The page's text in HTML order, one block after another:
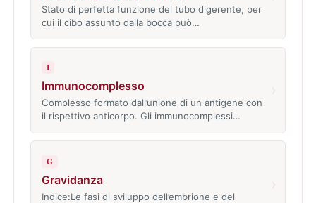
Stato di perfetta funzione del tubo digerente, per
cui il cibo assunto dalla bocca può…
I
Immunocomplesso
Complesso formato dall’unione di un antigene con
il rispettivo anticorpo. Gli immunocomplessi…
G
Gravidanza
Indice:Le fasi di sviluppo dell’embrione e del